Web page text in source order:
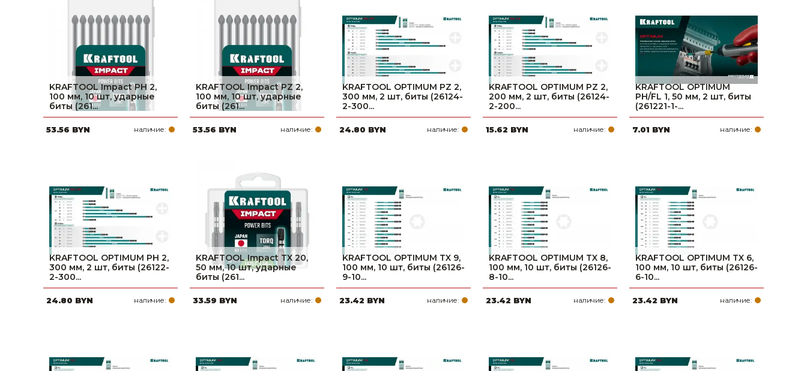
Сварочное оборудование и материалы
Средства индивидуальной защиты и спецодежда
Хранение инструмента (ящики, сумки, пояса, тележки)
Хозтовары
Масла и смазки
Крепеж и фурнитура
Ручной инструмент
Строительные и отделочные материалы
Садовый инструмент, вазоны, горшки и кашпо, теплицы, парники
Сантехника
Автоклавы. Дистилляторы
свиней
Чашечные кормушки
Чашечные поилки
KRAFTOOL Impact PH 2,
100 мм, 10 шт, ударные
биты (261...
53.56 BYN наличие:
KRAFTOOL Impact PZ 2,
100 мм, 10 шт, ударные
биты (261...
53.56 BYN наличие:
KRAFTOOL OPTIMUM PZ 2,
300 мм, 2 шт, биты (26124-
2-300...
24.80 BYN наличие:
KRAFTOOL OPTIMUM PZ 2,
200 мм, 2 шт, биты (26124-
2-200...
15.62 BYN наличие:
KRAFTOOL OPTIMUM
PH/FL 1, 50 мм, 2 шт, биты
(261221-1-...
7.01 BYN наличие:
KRAFTOOL OPTIMUM PH 2,
300 мм, 2 шт, биты (26122-
2-300...
24.80 BYN наличие:
KRAFTOOL Impact TX 20,
50 мм, 10 шт, ударные
биты (261...
33.59 BYN наличие:
KRAFTOOL OPTIMUM TX 9,
100 мм, 10 шт, биты (26126-
9-10...
23.42 BYN наличие:
KRAFTOOL OPTIMUM TX 8,
100 мм, 10 шт, биты (26126-
8-10...
23.42 BYN наличие:
KRAFTOOL OPTIMUM TX 6,
100 мм, 10 шт, биты (26126-
6-10...
23.42 BYN наличие: